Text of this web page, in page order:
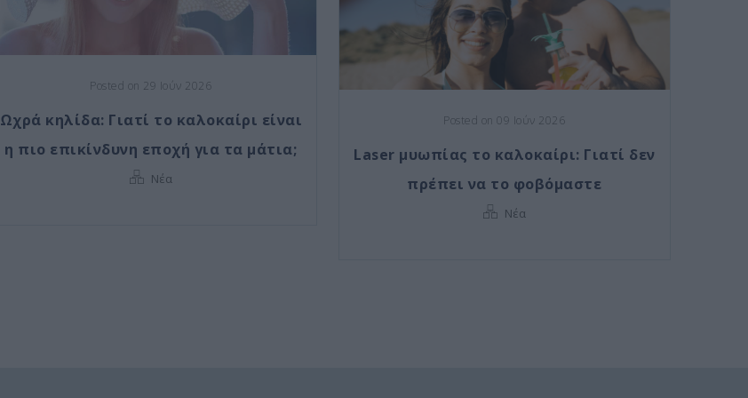
Posted on 29 Ιούν 2026
Ωχρά κηλίδα: Γιατί το καλοκαίρι είναι
η πιο επικίνδυνη εποχή για τα μάτια;
Νέα
Posted on 09 Ιούν 2026
Laser μυωπίας το καλοκαίρι: Γιατί δεν
πρέπει να το φοβόμαστε
Νέα